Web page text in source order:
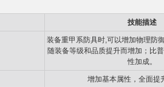
技能描述
装备重甲系防具时,可以增加物理防
随装备等级和品质提升而增加；比
性加成。
增加基本属性，全面提